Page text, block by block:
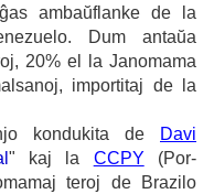
ambaŭflanke de la
Dum antaŭa
20% el la Janomama
importitaj de la
kondukita de
Davi
" kaj la CCPY (Por-
teroj de Brazilo